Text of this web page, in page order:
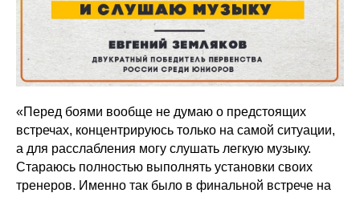
«Перед боями вообще не думаю о предстоящих
встречах, концентрируюсь только на самой ситуации,
а для расслабления могу слушать легкую музыку.
Стараюсь полностью выполнять установки своих
тренеров. Именно так было в финальной встрече на